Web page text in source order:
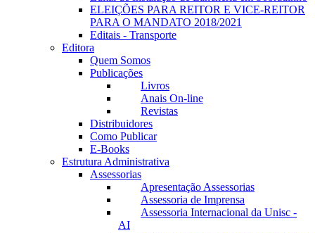
ELEIÇÕES PARA REITOR E VICE-REITOR
PARA O MANDATO 2018/2021
Editais - Transporte
Editora
Quem Somos
Publicações
Livros
Anais On-line
Revistas
Distribuidores
Como Publicar
E-Books
Estrutura Administrativa
Assessorias
Apresentação Assessorias
Assessoria de Imprensa
Assessoria Internacional da Unisc -
AI